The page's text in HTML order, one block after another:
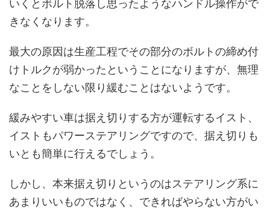
いくとボルト脱落し思ったようなハンドル操作がで
きなくなります。
最大の原因は生産工程でその部分のボルトの締め付
けトルクが弱かったということになりますが、無理
なことをしない限り緩むことはないようです。
緩みやすい車は据え切りする方が運転するイスト、
イストもパワーステアリングですので、据え切りも
いとも簡単に行えるでしょう。
しかし、本来据え切りというのはステアリング系に
あまりいいものではなく、できればやらない方がい